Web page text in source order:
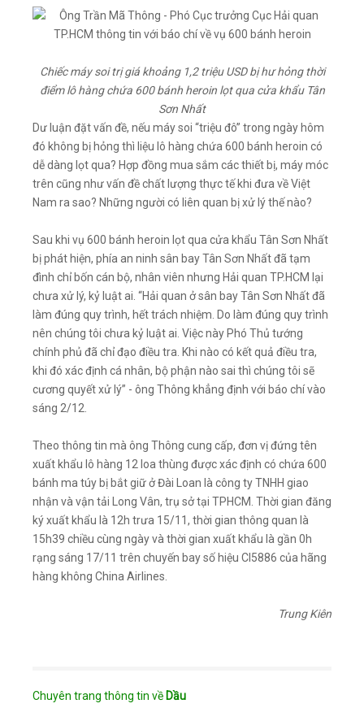
Chiếc máy soi trị giá khoảng 1,2 triệu USD bị hư hỏng thời
điểm lô hàng chứa 600 bánh heroin lọt qua cửa khẩu Tân
Sơn Nhất
Dư luận đặt vấn đề, nếu máy soi “triệu đô” trong ngày hôm
đó không bị hỏng thì liệu lô hàng chứa 600 bánh heroin có
dễ dàng lọt qua? Hợp đồng mua sắm các thiết bị, máy móc
trên cũng như vấn đề chất lượng thực tế khi đưa về Việt
Nam ra sao? Những người có liên quan bị xử lý thế nào?
Sau khi vụ 600 bánh heroin lọt qua cửa khẩu Tân Sơn Nhất
bị phát hiện, phía an ninh sân bay Tân Sơn Nhất đã tạm
đình chỉ bốn cán bộ, nhân viên nhưng Hải quan TP.HCM lại
chưa xử lý, kỷ luật ai. “Hải quan ở sân bay Tân Sơn Nhất đã
làm đúng quy trình, hết trách nhiệm. Do làm đúng quy trình
nên chúng tôi chưa kỷ luật ai. Việc này Phó Thủ tướng
chính phủ đã chỉ đạo điều tra. Khi nào có kết quả điều tra,
khi đó xác định cá nhân, bộ phận nào sai thì chúng tôi sẽ
cương quyết xử lý” - ông Thông khẳng định với báo chí vào
sáng 2/12.
Theo thông tin mà ông Thông cung cấp, đơn vị đứng tên
xuất khẩu lô hàng 12 loa thùng được xác định có chứa 600
bánh ma túy bị bắt giữ ở Đài Loan là công ty TNHH giao
nhận và vận tải Long Vân, trụ sở tại TPHCM. Thời gian đăng
ký xuất khẩu là 12h trưa 15/11, thời gian thông quan là
15h39 chiều cùng ngày và thời gian xuất khẩu là gần 0h
rạng sáng 17/11 trên chuyến bay số hiệu CI5886 của hãng
hàng không China Airlines.
Trung Kiên
Chuyên trang thông tin về Dầu